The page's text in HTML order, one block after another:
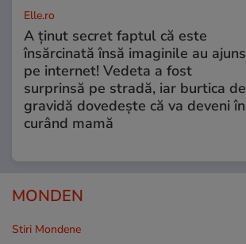
Elle.ro
A ținut secret faptul că este
însărcinată însă imaginile au ajuns
pe internet! Vedeta a fost
surprinsă pe stradă, iar burtica de
gravidă dovedește că va deveni în
curând mamă
MONDEN
Stiri Mondene